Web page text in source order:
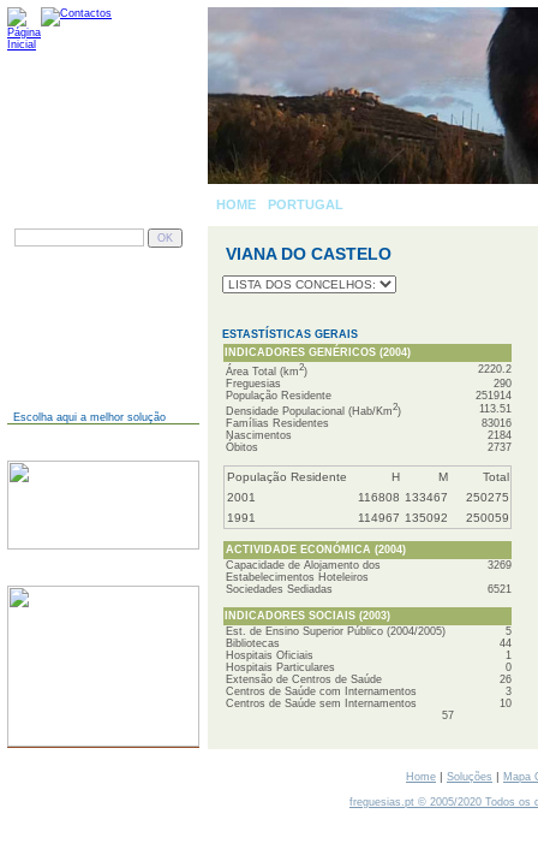
Escolha aqui a melhor solução
HOME PORTUGAL
VIANA DO CASTELO
ESTASTÍSTICAS GERAIS
INDICADORES GENÉRICOS (2004)
Área Total (km2)
2220.2
Freguesias
290
População Residente
251914
Densidade Populacional (Hab/Km2)
113.51
Famílias Residentes
83016
Nascimentos
2184
Óbitos
2737
População Residente H M
Total
2001
116808 133467
250275
1991
114967 135092 250059
ACTIVIDADE ECONÓMICA (2004)
Capacidade de Alojamento dos
Estabelecimentos Hoteleiros
3269
Sociedades Sediadas
6521
INDICADORES SOCIAIS (2003)
Est. de Ensino Superior Público (2004/2005)
5
Bibliotecas
44
Hospitais Oficiais
1
Hospitais Particulares
0
Extensão de Centros de Saúde
26
Centros de Saúde com Internamentos
3
Centros de Saúde sem Internamentos
10
57
Home | Soluções | Mapa
freguesias.pt © 2005/2020 Todos os